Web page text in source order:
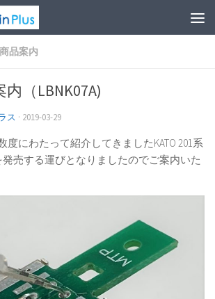
品案内
（LBNK07A)
ス · 2019-03-29
度にわたって紹介してきましたKATO 201系
発売する運びとなりましたのでご案内いた